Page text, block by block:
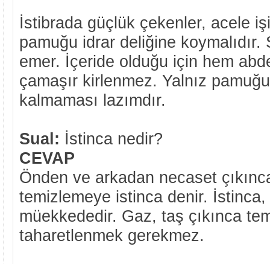
İstibrada güçlük çekenler, acele
pamuğu idrar deliğine koymalıdır.
emer. İçeride olduğu için hem
çamaşır kirlenmez. Yalnız
kalmaması lazımdır.
Sual: İstinca nedir?
CEVAP
Önden ve arkadan necaset
temizlemeye istinca denir.
müekkededir. Gaz, taş çıkınca
taharetlenmek gerekmez.